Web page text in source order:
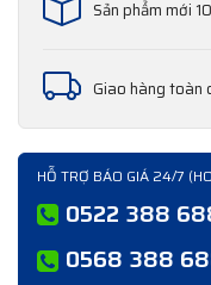
Sản phẩm mới
Giao hàng toàn
HỖ TRỢ BÁO GIÁ 24/7
0522 388
0568 388